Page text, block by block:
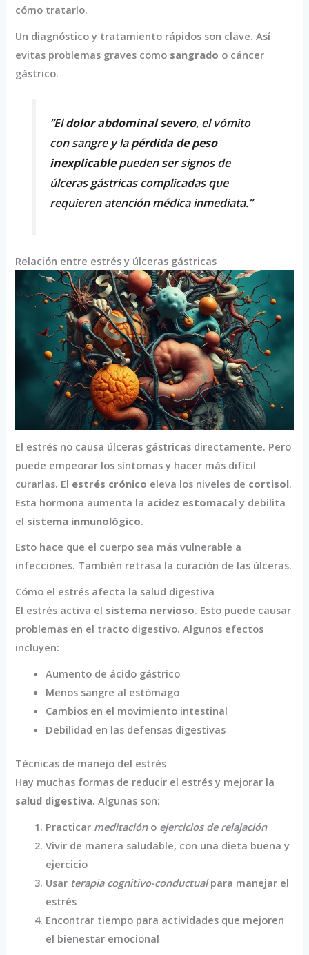
cómo tratarlo.
Un diagnóstico y tratamiento rápidos son clave. Así
evitas problemas graves como sangrado o cáncer
gástrico.
“Eldolor abdominal severo, el vómito
con sangre y lapérdida de peso
inexplicablepueden ser signos de
úlceras gástricas complicadas que
requieren atención médica inmediata.”
Relación entre estrés y úlceras gástricas
El estrés no causa úlceras gástricas directamente. Pero
puede empeorar los síntomas y hacer más difícil
curarlas. El estrés crónico eleva los niveles de cortisol.
Esta hormona aumenta la acidez estomacal y debilita
el sistema inmunológico.
Esto hace que el cuerpo sea más vulnerable a
infecciones. También retrasa la curación de las úlceras.
Cómo el estrés afecta la salud digestiva
El estrés activa el sistema nervioso. Esto puede causar
problemas en el tracto digestivo. Algunos efectos
incluyen:
Aumento de ácido gástrico
Menos sangre al estómago
Cambios en el movimiento intestinal
Debilidad en las defensas digestivas
Técnicas de manejo del estrés
Hay muchas formas de reducir el estrés y mejorar la
salud digestiva. Algunas son:
Practicar meditacióno ejercicios de relajación
Vivir de manera saludable, con una dieta buena y
ejercicio
Usar terapia cognitivo-conductualpara manejar el
estrés
Encontrar tiempo para actividades que mejoren
el bienestar emocional